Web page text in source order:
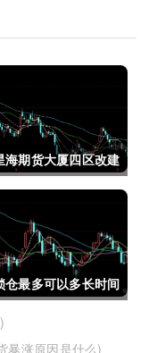
海期货大厦四区改建
海广场期货大厦)
仓最多可以多长时间
仓最多可以多长时
暴涨原因是什么)